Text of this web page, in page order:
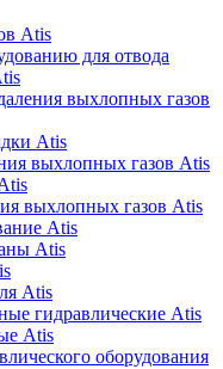
Atis
для отвода
выхлопных газов
Atis
выхлопных газов Atis
выхлопных газов Atis
Atis
Atis
Atis
гидравлические Atis
Atis
оборудования